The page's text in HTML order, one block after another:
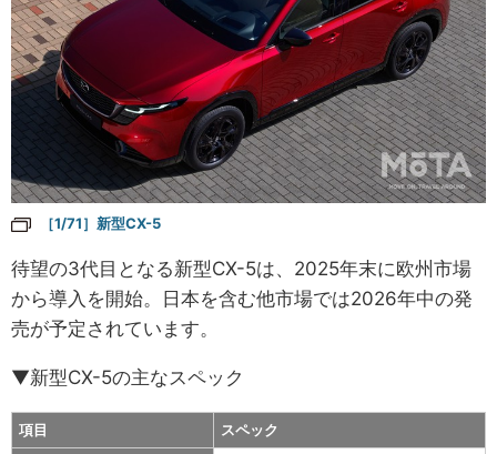
［1/71］新型CX-5
待望の3代目となる新型CX-5は、2025年末に欧州市場
から導入を開始。日本を含む他市場では2026年中の発
売が予定されています。
▼新型CX-5の主なスペック
項目
スペック